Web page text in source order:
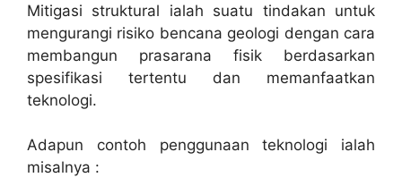
Mitigasi struktural ialah suatu tindakan untuk
mengurangi risiko bencana geologi dengan cara
membangun prasarana fisik berdasarkan
spesifikasi tertentu dan memanfaatkan
teknologi.
Adapun contoh penggunaan teknologi ialah
misalnya :